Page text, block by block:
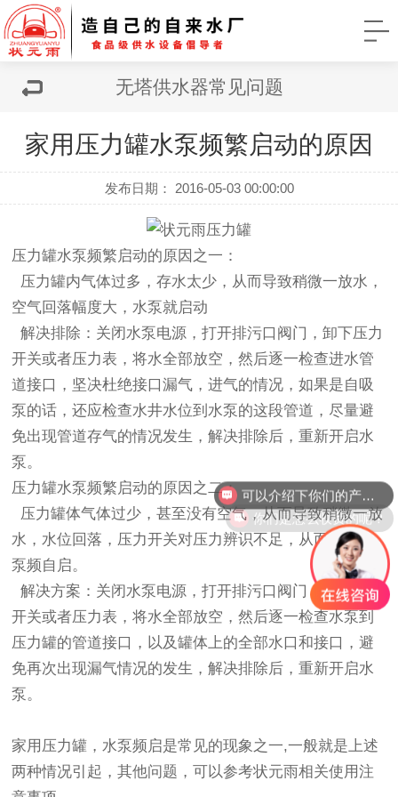
无塔供水器常见问题
家用压力罐水泵频繁启动的原因
发布日期： 2016-05-03 00:00:00
压力罐水泵频繁启动的原因之一：
压力罐内气体过多，存水太少，从而导致稍微一放水，
空气回落幅度大，水泵就启动
解决排除： 关闭水泵电源，打开排污口阀门，卸下压力
开关或者压力表，将水全部放空，然后逐一检查进水管
道接口，坚决杜绝接口漏气，进气的情况，如果是自吸
泵的话，还应检查水井水位到水泵的这段管道，尽量避
免出现管道存气的情况发生，解决排除后，重新开启水
泵。
压力罐水泵频繁启动的原因之二：
压力罐体气体过少，甚至没有空气，从而导致稍微一放
水，水位回落，压力开关对压力辨识不足，从而出现水
泵频自启。
解决方案： 关闭水泵电源，打开排污口阀门，卸下压力
开关或者压力表，将水全部放空，然后逐一检查水泵到
压力罐的管道接口，以及罐体上的全部水口和接口，避
免再次出现漏气情况的发生，解决排除后，重新开启水
泵。
家用压力罐，水泵频启是常见的现象之一,一般就是上述
两种情况引起，其他问题，可以参考状元雨相关使用注
可以介绍下你们的产品么？
你们是怎么收费的呢？